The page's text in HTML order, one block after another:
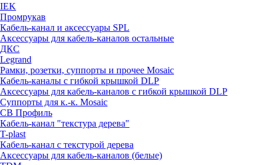
IEK
Промрукав
Кабель-канал и аксессуары SPL
Аксессуары для кабель-каналов остальные
ДКС
Legrand
Рамки, розетки, суппорты и прочее Mosaic
Кабель-каналы с гибкой крышкой DLP
Аксессуары для кабель-каналов с гибкой крышкой DLP
Суппорты для к.-к. Mosaic
СВ Профиль
Кабель-канал "текстура дерева"
T-plast
Кабель-канал с текстурой дерева
Аксессуары для кабель-каналов (белые)